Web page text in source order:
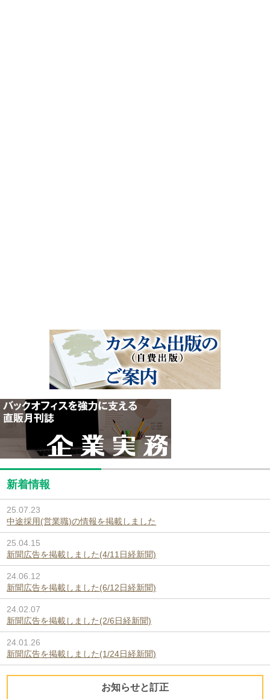
新着情報
25.07.23
中途採用(営業職)の情報を掲載しました
25.04.15
新聞広告を掲載しました(4/11日経新聞)
24.06.12
新聞広告を掲載しました(6/12日経新聞)
24.02.07
新聞広告を掲載しました(2/6日経新聞)
24.01.26
新聞広告を掲載しました(1/24日経新聞)
お知らせと訂正